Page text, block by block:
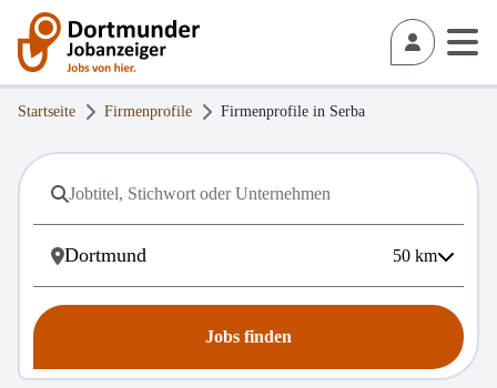
Startseite Firmenprofile Firmenprofile in Serba
50 km
Jobs finden